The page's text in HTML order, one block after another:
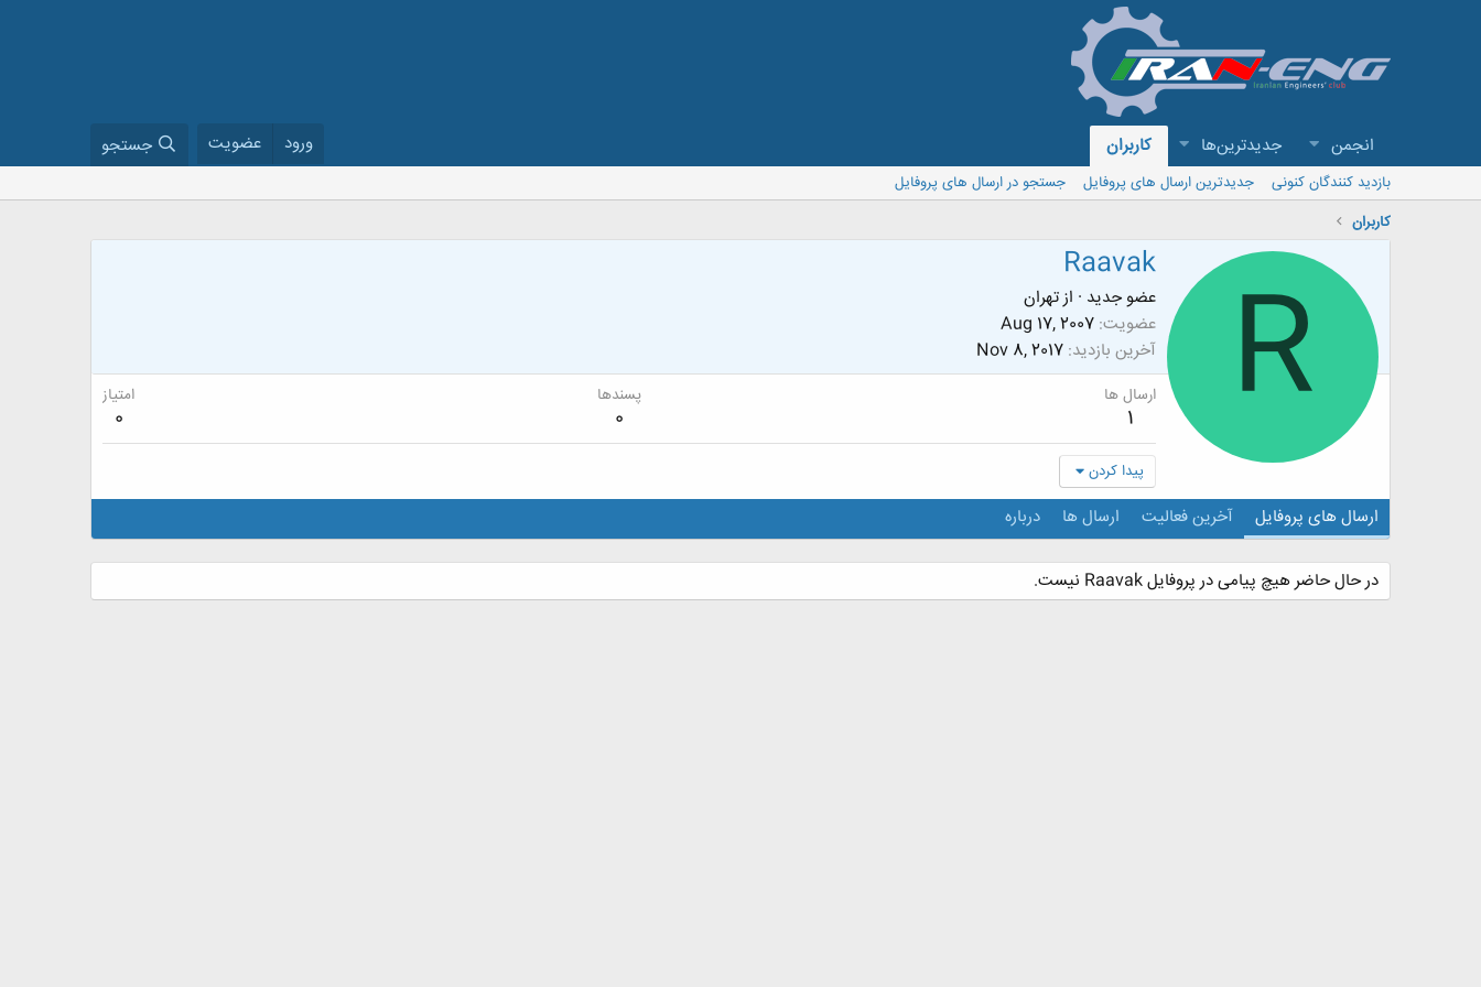
انجمن جدیدترین‌ها کاربران ورود عضویت جستجو
بازدید کنندگان کنونی جدیدترین ارسال های پروفایل
جستجو در ارسال های پروفایل
کاربران
R
Raavak
عضو جدید · ازتهران
عضویت Aug 17, 2007
آخرین بازدید Nov 8, 2017
ارسال ها
1
پسندها
0
امتیاز
0
پیدا کردن
ارسال های پروفایل آخرین فعالیت ارسال ها درباره
در حال حاضر هیچ پیامی در پروفایل Raavak نیست.